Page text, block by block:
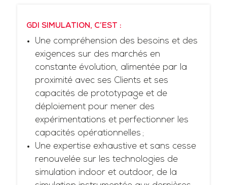
GDI SIMULATION, C’EST :
Une compréhension des besoins et des
exigences sur des marchés en
constante évolution, alimentée par la
proximité avec ses Clients et ses
capacités de prototypage et de
déploiement pour mener des
expérimentations et perfectionner les
capacités opérationnelles ;
Une expertise exhaustive et sans cesse
renouvelée sur les technologies de
simulation indoor et outdoor, de la